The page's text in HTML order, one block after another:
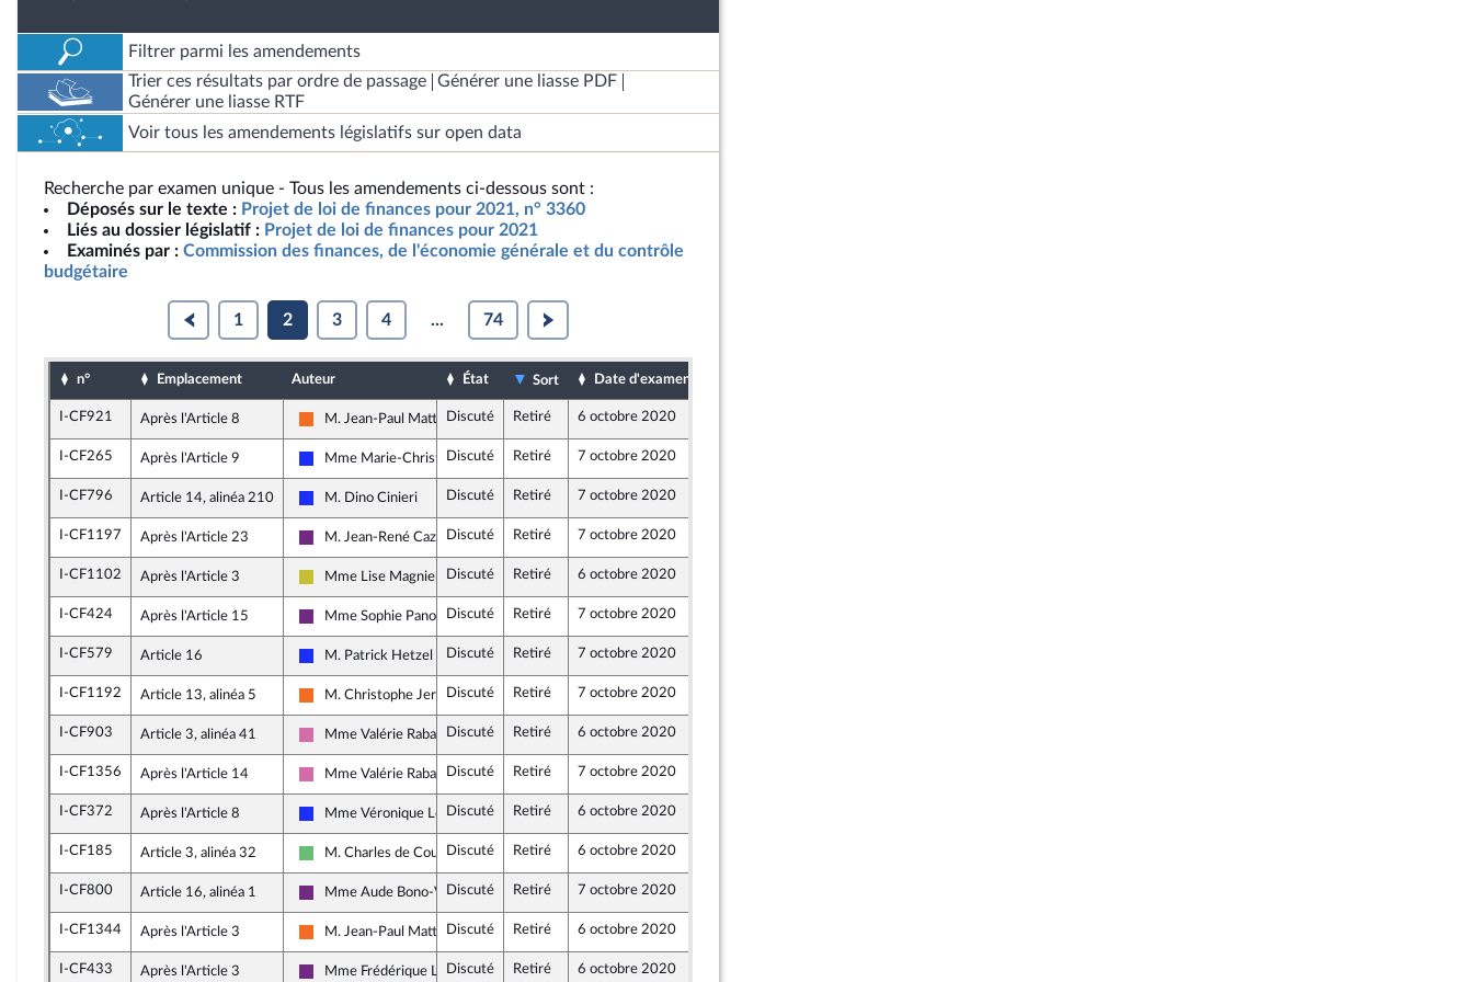
Filtrer parmi les amendements
Trier ces résultats par ordre de passage
Générer une liasse PDF
Générer une liasse RTF
Voir tous les amendements législatifs sur open data
Recherche par examen unique - Tous les amendements ci-dessous sont :
Déposés sur le texte : Projet de loi de finances pour 2021, n° 3360
Liés au dossier législatif : Projet de loi de finances pour 2021
Examinés par : Commission des finances, de l'économie générale et du contrôle
budgétaire
1 2 3 4 ... 74
n° Emplacement Auteur État Sort Date d'examen
I-CF921 Après l'Article 8
Mouvement Démocrate (MoDem) et Démocrates apparentés
M. Jean-Paul MatteiDiscuté Retiré 6 octobre 2020
I-CF265 Après l'Article 9
Les Républicains
Mme Marie-Christine Dalloz
Discuté Retiré 7 octobre 2020
I-CF796 Article 14, alinéa 210
Les Républicains
M. Dino Cinieri Discuté Retiré 7 octobre 2020
I-CF1197 Après l'Article 23
La République en Marche
M. Jean-René Cazeneuve
Discuté Retiré 7 octobre 2020
I-CF1102 Après l'Article 3
Agir ensemble
Mme Lise Magnier Discuté Retiré 6 octobre 2020
I-CF424 Après l'Article 15
La République en Marche
Mme Sophie PanonacleDiscuté Retiré 7 octobre 2020
I-CF579 Article 16
Les Républicains
M. Patrick Hetzel Discuté Retiré 7 octobre 2020
I-CF1192 Article 13, alinéa 5
Mouvement Démocrate (MoDem) et Démocrates apparentés
M. Christophe JerretieDiscuté Retiré 7 octobre 2020
I-CF903 Article 3, alinéa 41
Socialistes et apparentés
Mme Valérie RabaultDiscuté Retiré 6 octobre 2020
I-CF1356 Après l'Article 14
Socialistes et apparentés
Mme Valérie RabaultDiscuté Retiré 7 octobre 2020
I-CF372 Après l'Article 8
Les Républicains
Mme Véronique Louwagie
Discuté Retiré 6 octobre 2020
I-CF185 Article 3, alinéa 32
Libertés et Territoires
M. Charles de CoursonDiscuté Retiré 6 octobre 2020
I-CF800 Article 16, alinéa 1
La République en Marche
Mme Aude Bono-Vandorme
Discuté Retiré 7 octobre 2020
I-CF1344 Après l'Article 3
Mouvement Démocrate (MoDem) et Démocrates apparentés
M. Jean-Paul MatteiDiscuté Retiré 6 octobre 2020
I-CF433 Après l'Article 3
La République en Marche
Mme Frédérique LardetDiscuté Retiré 6 octobre 2020